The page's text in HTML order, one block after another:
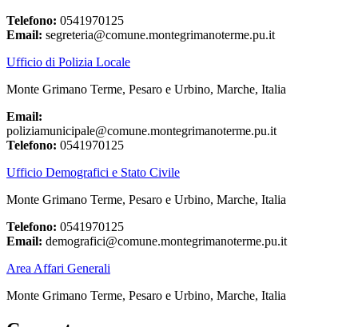
Telefono: 0541970125
Email: segreteria@comune.montegrimanoterme.pu.it
Ufficio di Polizia Locale
Monte Grimano Terme, Pesaro e Urbino, Marche, Italia
Email:
poliziamunicipale@comune.montegrimanoterme.pu.it
Telefono: 0541970125
Ufficio Demografici e Stato Civile
Monte Grimano Terme, Pesaro e Urbino, Marche, Italia
Telefono: 0541970125
Email: demografici@comune.montegrimanoterme.pu.it
Area Affari Generali
Monte Grimano Terme, Pesaro e Urbino, Marche, Italia